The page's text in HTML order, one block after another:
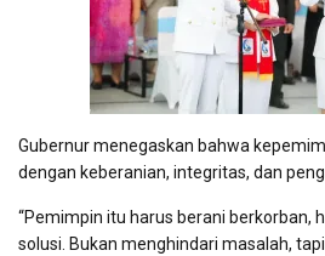
Gubernur menegaskan bahwa
dengan keberanian, integritas, dan
“Pemimpin itu harus berani berkorban,
solusi. Bukan menghindari masalah,